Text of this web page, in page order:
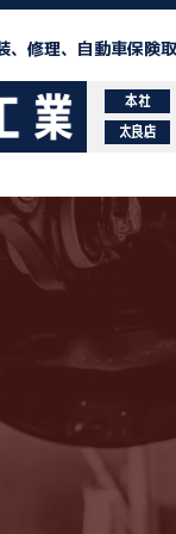
、修理、自動車保険
本社
太良店